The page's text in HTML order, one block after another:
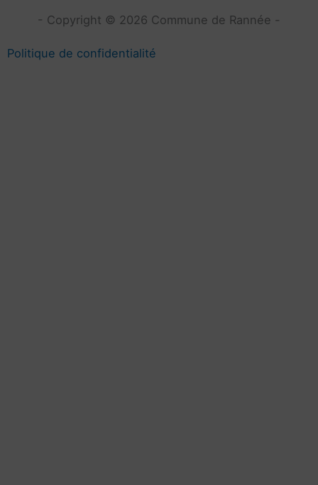
- Copyright © 2026 Commune de Rannée -
Politique de confidentialité